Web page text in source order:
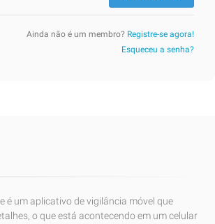
Ainda não é um membro? Registre-se agora!
Esqueceu a senha?
é um aplicativo de vigilância móvel que
o que está acontecendo em um celular